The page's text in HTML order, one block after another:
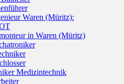
Waren (Müritz):
in Waren (Müritz)
Medizintechnik